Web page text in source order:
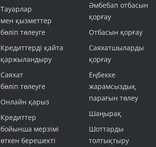
Тауарлар
мен қызметтер
бөліп төлеуге
Кредиттерді қайта
қаржыландыру
Саяхат
бөліп төлеуге
Онлайн қарыз
Кредиттер
бойынша мерзімі
өткен берешекті
Әмбебап отбасын
қорғау
Отбасын қорғау
Саяхатшыларды
қорғау
Еңбекке
жарамсыздық
парағын төлеу
Шаңырақ
Шоттарды
толтықтыру